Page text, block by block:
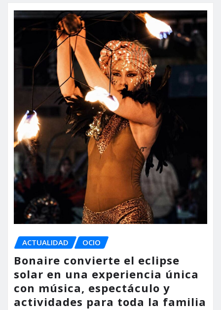
ACTUALIDAD OCIO
Bonaire convierte el eclipse
solar en una experiencia única
con música, espectáculo y
actividades para toda la familia